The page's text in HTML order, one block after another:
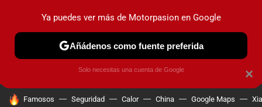
PRUEBAS COCHES ELÉCTRICOS OBSERVATORIO
HOY SE HABLA DE
Famosos Seguridad Calor China Google Maps
×
Ya puedes ver más de Motorpasion en Google
Añádenos como fuente preferida
Solo necesitas una cuenta de Google